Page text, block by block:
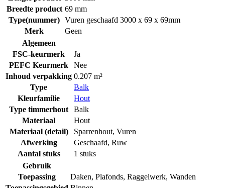
Breedte product 69 mm
Type(nummer) Vuren geschaafd 3000 x 69 x 69mm
Merk
Geen
Algemeen
FSC-keurmerk
Ja
PEFC Keurmerk
Nee
Inhoud verpakking 0.207 m²
Type
Balk
Kleurfamilie
Hout
Type timmerhout
Balk
Materiaal
Hout
Materiaal (detail)
Sparrenhout, Vuren
Afwerking
Geschaafd, Ruw
Aantal stuks
1 stuks
Gebruik
Toepassing
Daken, Plafonds, Raggelwerk, Wanden